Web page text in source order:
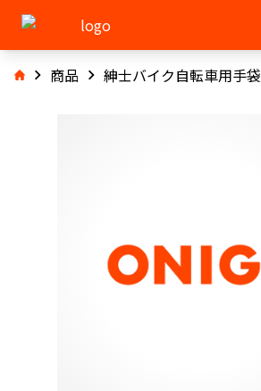
商品 紳士バイク自転車用手袋